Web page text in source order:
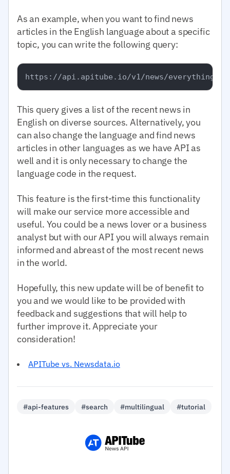
As an example, when you want to find news
articles in the English language about a specific
topic, you can write the following query:
This query gives a list of the recent news in
English on diverse sources. Alternatively, you
can also change the language and find news
articles in other languages as we have API as
well and it is only necessary to change the
language code in the request.
This feature is the first-time this functionality
will make our service more accessible and
useful. You could be a news lover or a business
analyst but with our API you will always remain
informed and abreast of the most recent news
in the world.
Hopefully, this new update will be of benefit to
you and we would like to be provided with
feedback and suggestions that will help to
further improve it. Appreciate your
consideration!
APITube vs. Newsdata.io
#api-features #search #multilingual #tutorial